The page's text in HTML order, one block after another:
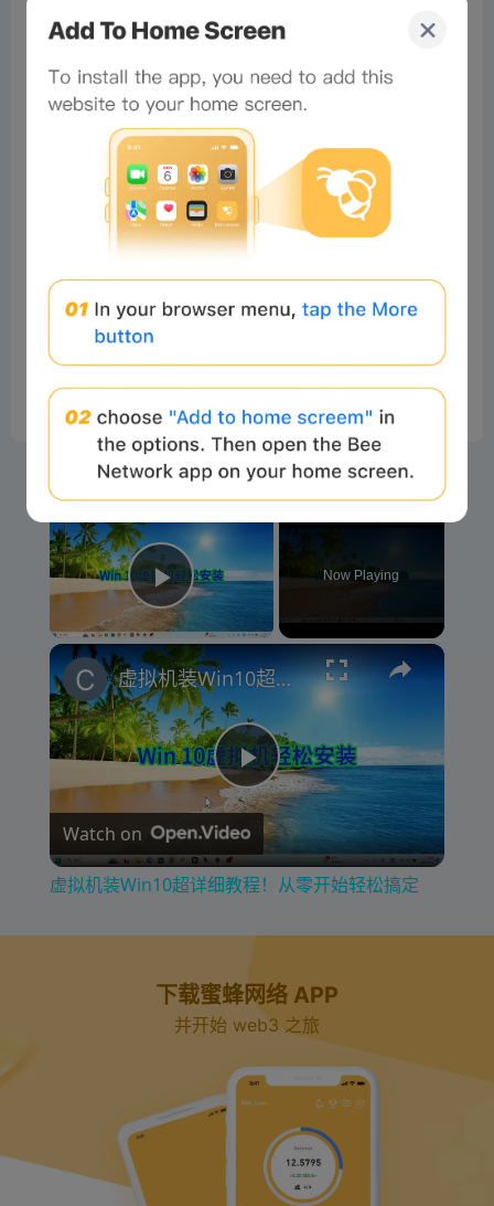
No comments
×
Play Video
Now Playing
×
P
l
y
d
虚拟机装Win10超详细教程！从零开始轻松搞定
Watch on
虚拟机装Win10超详细教程！从零开始轻松搞定
下载蜜蜂网络 APP
并开始 web3 之旅